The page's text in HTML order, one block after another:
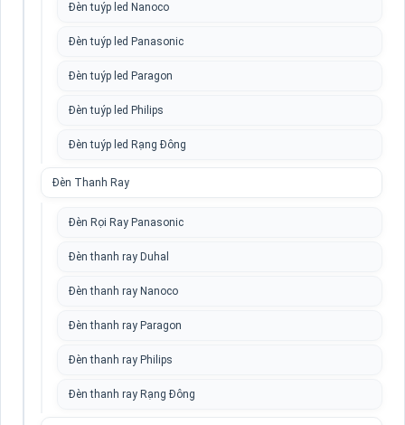
Đèn tuýp led Nanoco
Đèn tuýp led Panasonic
Đèn tuýp led Paragon
Đèn tuýp led Philips
Đèn tuýp led Rạng Đông
Đèn Thanh Ray
Đèn Rọi Ray Panasonic
Đèn thanh ray Duhal
Đèn thanh ray Nanoco
Đèn thanh ray Paragon
Đèn thanh ray Philips
Đèn thanh ray Rạng Đông